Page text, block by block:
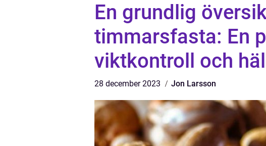
En grundlig
timmarsfasta: En
viktkontroll och
28 december 2023 Jon Larsson